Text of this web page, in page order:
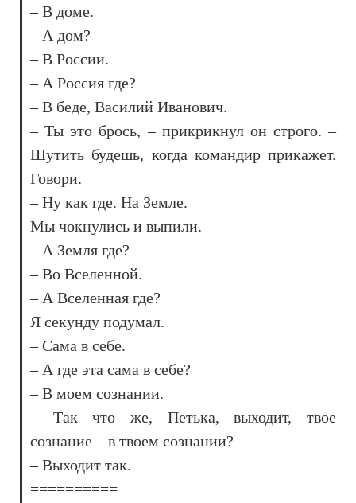
– В доме.
– А дом?
– В России.
– А Россия где?
– В беде, Василий Иванович.
– Ты это брось, – прикрикнул он строго. –
Шутить будешь, когда командир прикажет.
Говори.
– Ну как где. На Земле.
Мы чокнулись и выпили.
– А Земля где?
– Во Вселенной.
– А Вселенная где?
Я секунду подумал.
– Сама в себе.
– А где эта сама в себе?
– В моем сознании.
– Так что же, Петька, выходит, твое
сознание – в твоем сознании?
– Выходит так.
==========